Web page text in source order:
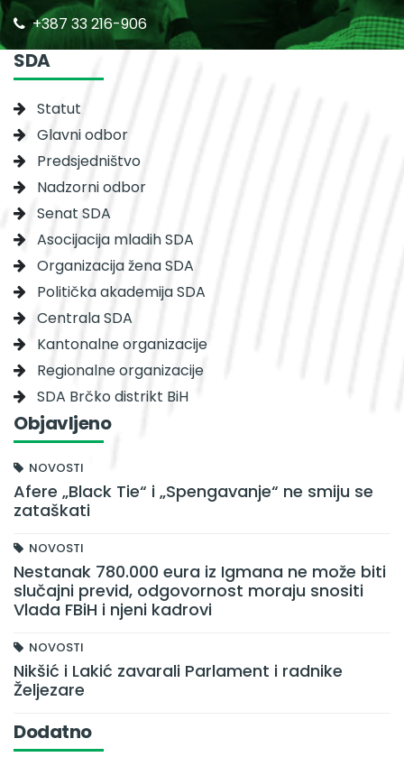
+387 33 216-906
SDA
Statut
Glavni odbor
Predsjedništvo
Nadzorni odbor
Senat SDA
Asocijacija mladih SDA
Organizacija žena SDA
Politička akademija SDA
Centrala SDA
Kantonalne organizacije
Regionalne organizacije
SDA Brčko distrikt BiH
Objavljeno
NOVOSTI
Afere „Black Tie“ i „Spengavanje“ ne smiju se
zataškati
NOVOSTI
Nestanak 780.000 eura iz Igmana ne može biti
slučajni previd, odgovornost moraju snositi
Vlada FBiH i njeni kadrovi
NOVOSTI
Nikšić i Lakić zavarali Parlament i radnike
Željezare
Dodatno